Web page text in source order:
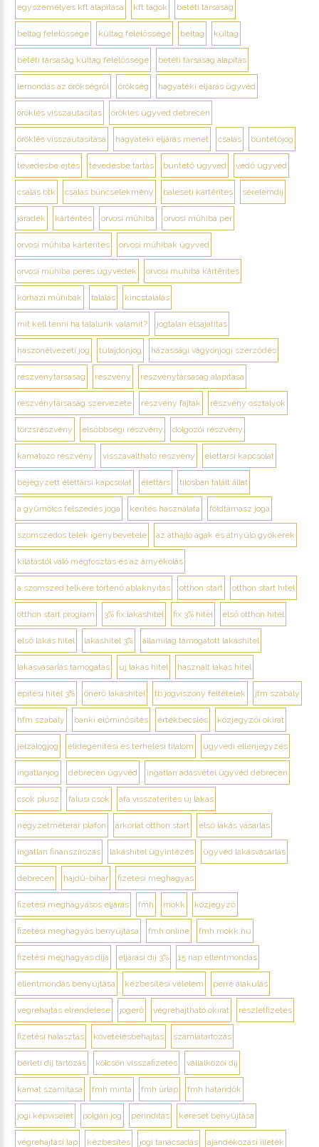
egyszemélyes kft alapítása kft tagok betéti társaság
beltag felelőssége kültag felelőssége beltag kültag
betéti társaság kültag felelőssége betéti társaság alapítás
lemondás az örökségről örökség hagyatéki eljárás ügyvéd
öröklés visszautasítás öröklés ügyvéd debrecen
öröklés visszautasítása hagyatéki eljárás menet csalás büntetőjog
tévedésbe ejtés tévedésbe tartás büntető ügyvéd védő ügyvéd
csalás btk csalás bűncselekmény baleseti kártérítés sérelemdíj
járadék kártérítés orvosi műhiba orvosi műhiba per
orvosi műhiba kártérítés orvosi műhibák ügyvéd
orvosi műhiba peres ügyvédek orvosi muhiba kártérítes
kórházi műhibák találás kincstalálás
mit kell tenni ha találunk valamit? jogtalan elsajátítás
haszonélvezeti jog tulajdonjog házassági vagyonjogi szerződés
részvénytársaság részvény részvénytársaság alapítása
részvénytársaság szervezete részvény fajták részvény osztályok
törzsrészvény elsőbbségi részvény dolgozói részvény
kamatozó részvény visszaváltható részvény élettársi kapcsolat
bejegyzett élettársi kapcsolat élettárs tilosban talált állat
a gyümölcs felszedés joga kerítés használata földtámasz joga
szomszédos telek igénybevétele az áthajló ágak és átnyúló gyökerek
kilátástól való megfosztás és az árnyékolás
a szomszéd telkére történő ablaknyitás otthon start otthon start hitel
otthon start program 3% fix lakáshitel fix 3% hitel első otthon hitel
első lakás hitel lakáshitel 3% államilag támogatott lakáshitel
lakásvásárlás támogatás új lakás hitel használt lakás hitel
építési hitel 3% önerő lakáshitel tb jogviszony feltételek jtm szabály
hfm szabály banki előminősítés értékbecslés közjegyzői okirat
jelzálogjog elidegenítési és terhelési tilalom ügyvédi ellenjegyzés
ingatlanjog debrecen ügyvéd ingatlan adásvétel ügyvéd debrecen
csok plusz falusi csok áfa visszatérítés új lakás
négyzetméterár plafon árkorlát otthon start első lakás vásárlás
ingatlan finanszírozás lakáshitel ügyintézés ügyvéd lakásvásárlás
debrecen hajdú-bihar fizetési meghagyás
fizetési meghagyásos eljárás fmh mokk közjegyző
fizetési meghagyás benyújtása fmh online fmh.mokk.hu
fizetési meghagyás díja eljárási díj 3% 15 nap ellentmondás
ellentmondás benyújtása kézbesítési vélelem perré alakulás
végrehajtás elrendelése jogerő végrehajtható okirat részletfizetés
fizetési halasztás követelésbehajtás számlatartozás
bérleti díj tartozás kölcsön visszafizetés vállalkozói díj
kamat számítása fmh minta fmh űrlap fmh határidők
jogi képviselet polgári jog perindítás kereset benyújtása
végrehajtási lap kézbesítés jogi tanácsadás ajándékozási illeték